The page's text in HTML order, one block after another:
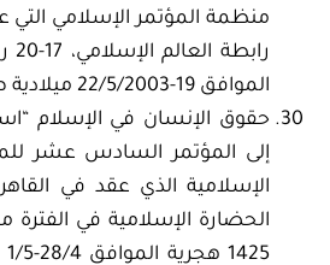
منظمة المؤتمر الإسلامي
الموافق 19-22/5/2003 ميلادية ص (1-14).
حقوق الإنسان في الإسلام
إلى المؤتمر السادس عشر
الإسلامية الذي عقد في